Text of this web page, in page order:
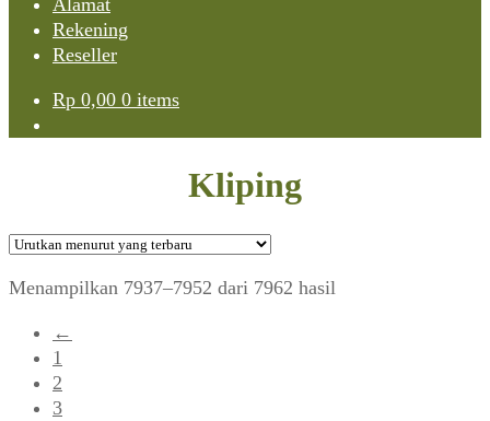
Alamat
Rekening
Reseller
Rp 0,00 0 items
Kliping
Menampilkan 7937–7952 dari 7962 hasil
←
1
2
3